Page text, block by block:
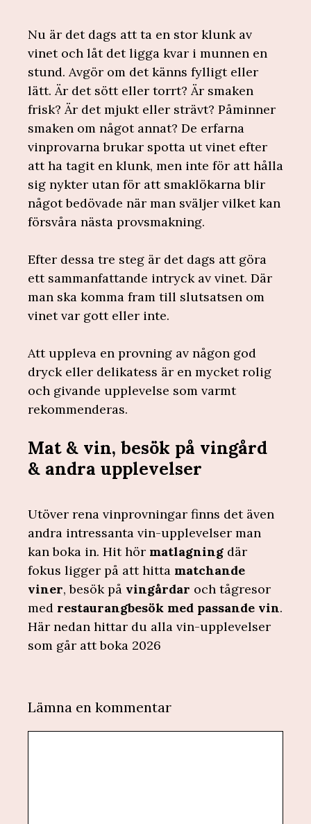
Nu är det dags att ta en stor klunk av
vinet och låt det ligga kvar i munnen en
stund. Avgör om det känns fylligt eller
lätt. Är det sött eller torrt? Är smaken
frisk? Är det mjukt eller strävt? Påminner
smaken om något annat? De erfarna
vinprovarna brukar spotta ut vinet efter
att ha tagit en klunk, men inte för att hålla
sig nykter utan för att smaklökarna blir
något bedövade när man sväljer vilket kan
försvåra nästa provsmakning.
Efter dessa tre steg är det dags att göra
ett sammanfattande intryck av vinet. Där
man ska komma fram till slutsatsen om
vinet var gott eller inte.
Att uppleva en provning av någon god
dryck eller delikatess är en mycket rolig
och givande upplevelse som varmt
rekommenderas.
Mat & vin, besök på vingård
& andra upplevelser
Utöver rena vinprovningar finns det även
andra intressanta vin-upplevelser man
kan boka in. Hit hör matlagning där
fokus ligger på att hitta matchande
viner, besök på vingårdar och tågresor
med restaurangbesök med passande vin.
Här nedan hittar du alla vin-upplevelser
som går att boka 2026
Lämna en kommentar